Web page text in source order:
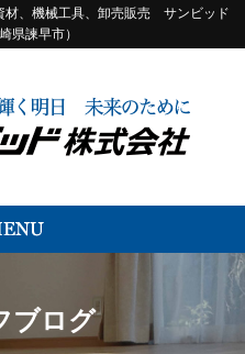
材、機械工具、卸売販売 サンビッド
県諫早市）
ブログ